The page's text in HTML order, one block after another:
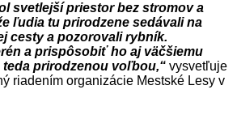
svetlejší priestor bez stromov a
ľudia tu prirodzene sedávali na
cesty a pozorovali rybník.
a prispôsobiť ho aj väčšiemu
prirodzenou voľbou,“ vysvetľuje
riadením organizácie Mestské Lesy v